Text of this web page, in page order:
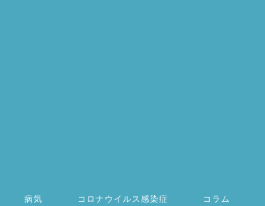
病気 コロナウイルス感染症 コラム